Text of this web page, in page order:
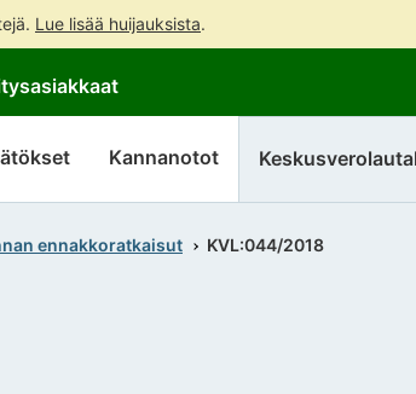
Lue lisää huijauksista.
sisältöön
sivuston
hakuun
Kannanotot
ennakkoratkaisut KVL:044/2018